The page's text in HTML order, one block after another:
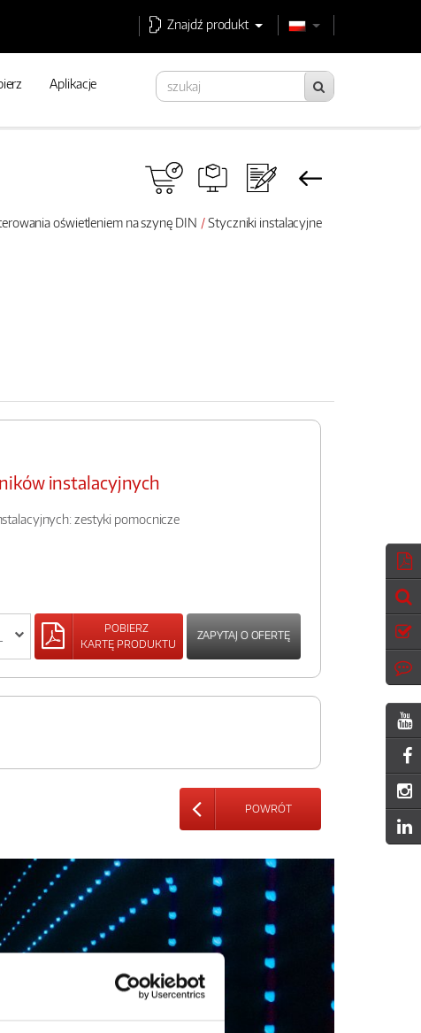
Znajdź produkt
Aplikacje
oświetleniem na szynę DIN
Styczniki instalacyjne
instalacyjnych
zestyki pomocnicze
POBIERZ
KARTĘ PRODUKTU
ZAPYTAJ O OFERTĘ
POWRÓT